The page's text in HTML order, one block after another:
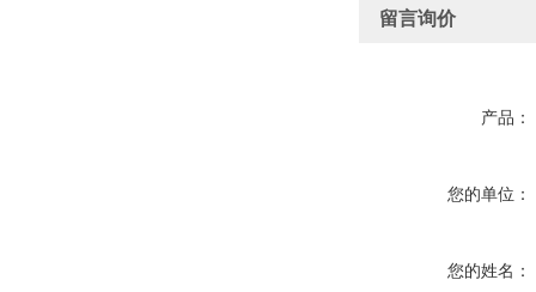
留言询价
产品：
您的单位：
您的姓名：